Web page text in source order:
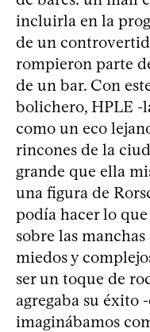
incluirla en la
de un
rompieron parte
de un bar. Con
bolichero, HPLE -
como un eco
rincones de la
grande que ella
una figura de
podía hacer lo
sobre las
miedos y
ser un toque de
agregaba su éxito
imaginábamos